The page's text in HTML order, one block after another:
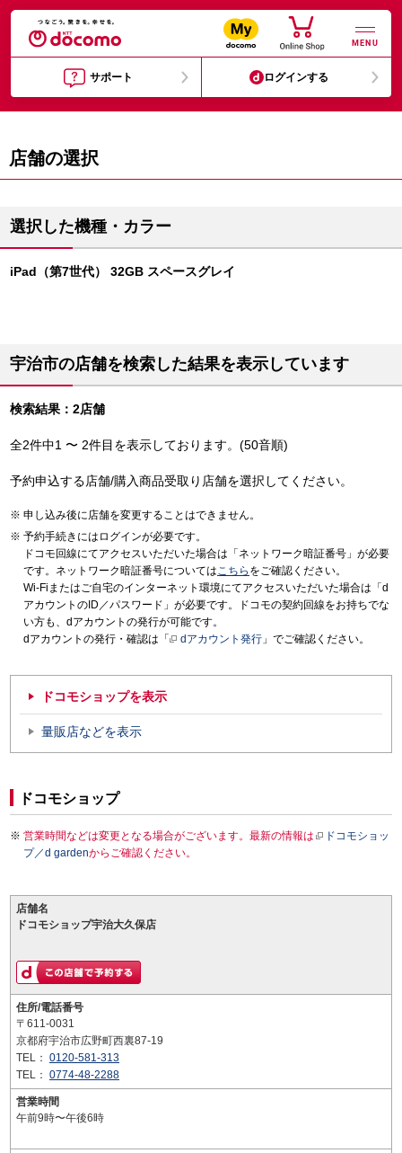
MENU
サポート ログインする
店舗の選択
選択した機種・カラー
iPad（第7世代） 32GB スペースグレイ
宇治市の店舗を検索した結果を表示しています
検索結果：2店舗
全2件中1 〜 2件目を表示しております。(50音順)
予約申込する店舗/購入商品受取り店舗を選択してください。
申し込み後に店舗を変更することはできません。
予約手続きにはログインが必要です。
ドコモ回線にてアクセスいただいた場合は「ネットワーク暗証番号」が必要
です。ネットワーク暗証番号についてはこちら をご確認ください。
Wi-Fiまたはご自宅のインターネット環境にてアクセスいただいた場合は「d
アカウントのID／パスワード」が必要です。ドコモの契約回線をお持ちでな
い方も、dアカウントの発行が可能です。
dアカウントの発行・確認は「
dアカウント発行 」でご確認ください。
ドコモショップを表示
量販店などを表示
ドコモショップ
営業時間などは変更となる場合がございます。最新の情報は
ドコモショッ
プ／d gardenからご確認ください。
店舗名
ドコモショップ宇治大久保店
住所/電話番号
〒611-0031
京都府宇治市広野町西裏87-19
TEL： 0120-581-313
TEL： 0774-48-2288
営業時間
午前9時〜午後6時